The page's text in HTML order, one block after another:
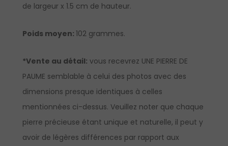
de largeur x 1.5 cm de hauteur.
Poids moyen: 102 grammes.
*Vente au détail: vous recevrez UNE PIERRE DE
PAUME semblable à celui des photos avec des
dimensions presque identiques à celles
mentionnées ci-dessus. Veuillez noter que chaque
pierre précieuse étant unique et naturelle, il peut y
avoir de légères différences par rapport aux